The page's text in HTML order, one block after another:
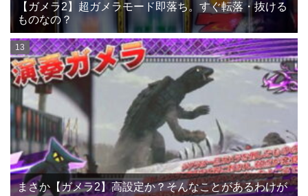
【ガメラ2】超ガメラモード即落ち。すぐ転落・抜ける
ものなの？
まさか【ガメラ2】高設定か？そんなことがあるわけが